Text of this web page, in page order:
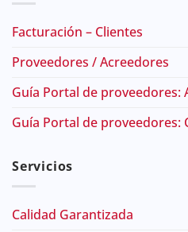
Facturación – Clientes
Proveedores / Acreedores
Guía Portal de proveedores:
Guía Portal de proveedores:
Servicios
Calidad Garantizada